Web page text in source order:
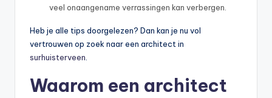
veel onaangename verrassingen kan verbergen.
Heb je alle tips doorgelezen? Dan kan je nu vol
vertrouwen op zoek naar een architect in
surhuisterveen.
Waarom een architect